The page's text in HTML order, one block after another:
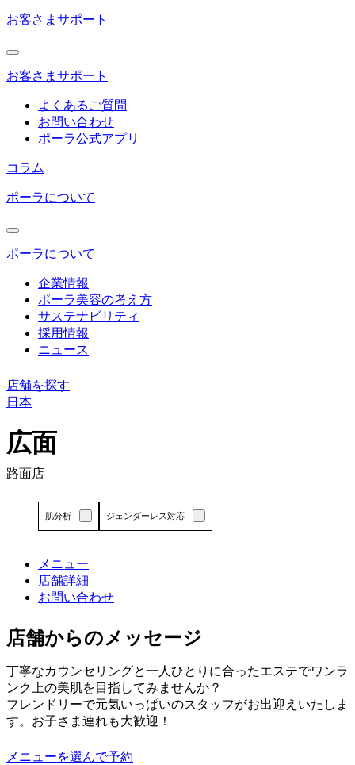
お客さまサポート
お客さまサポート
よくあるご質問
お問い合わせ
ポーラ公式アプリ
コラム
ポーラについて
ポーラについて
企業情報
ポーラ美容の考え方
サステナビリティ
採用情報
ニュース
店舗を探す
日本
ン
テ
ン
広面
路面店
肌分析
詳しくはこちら
ジェンダーレス対応
メニュー
店舗詳細
お問い合わせ
店舗からのメッセージ
丁寧なカウンセリングと一人ひとりに合ったエステでワンラ
ンク上の美肌を目指してみませんか？
フレンドリーで元気いっぱいのスタッフがお出迎えいたしま
す。お子さま連れも大歓迎！
メニューを選んで予約